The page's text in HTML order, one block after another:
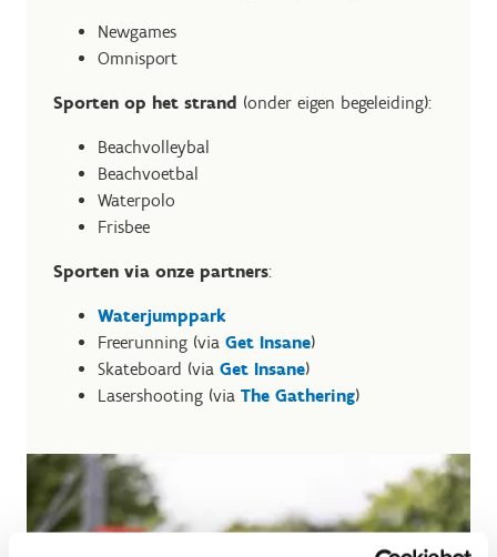
Newgames
Omnisport
Sporten op het strand (onder eigen begeleiding):
Beachvolleybal
Beachvoetbal
Waterpolo
Frisbee
Sporten via onze partners:
Waterjumppark
Freerunning (via Get Insane)
Skateboard (via Get Insane)
Lasershooting (via The Gathering)